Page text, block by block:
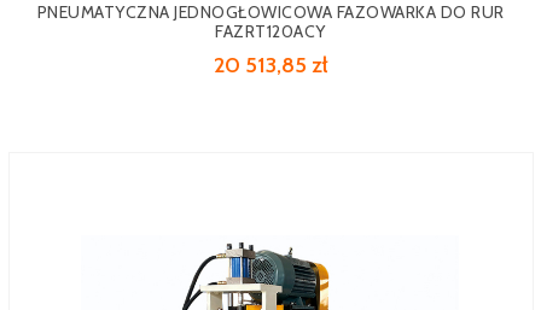
PNEUMATYCZNA JEDNOGŁOWICOWA FAZOWARKA DO RUR
FAZRT120ACY
20 513,85 zł